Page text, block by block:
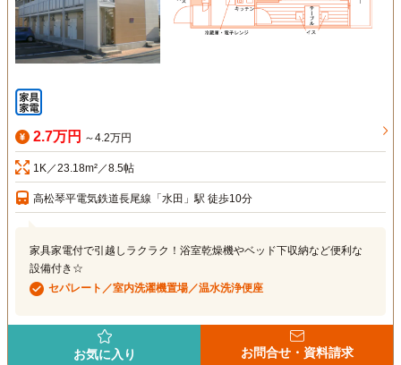
2.7万円 ～4.2万円
1K／23.18m²／8.5帖
高松琴平電気鉄道長尾線「水田」駅 徒歩10分
家具家電付で引越しラクラク！浴室乾燥機やベッド下収納など便利な
設備付き☆
セパレート／室内洗濯機置場／温水洗浄便座
お気に入り お問合せ・資料請求